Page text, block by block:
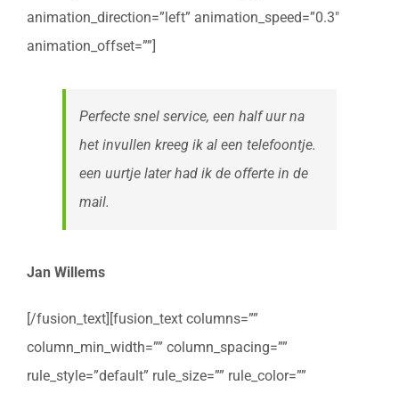
animation_direction=”left” animation_speed=”0.3″
animation_offset=””]
Perfecte snel service, een half uur na
het invullen kreeg ik al een telefoontje.
een uurtje later had ik de offerte in de
mail.
Jan Willems
[/fusion_text][fusion_text columns=””
column_min_width=”” column_spacing=””
rule_style=”default” rule_size=”” rule_color=””